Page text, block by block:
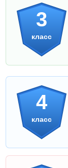
3
класс
4
класс